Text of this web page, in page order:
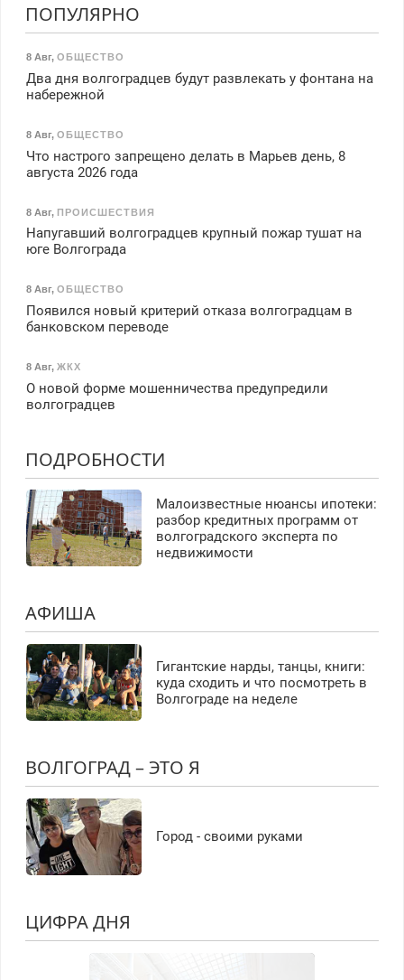
ПОПУЛЯРНО
8 Авг, ОБЩЕСТВО
Два дня волгоградцев будут развлекать у фонтана на
набережной
8 Авг, ОБЩЕСТВО
Что настрого запрещено делать в Марьев день, 8
августа 2026 года
8 Авг, ПРОИСШЕСТВИЯ
Напугавший волгоградцев крупный пожар тушат на
юге Волгограда
8 Авг, ОБЩЕСТВО
Появился новый критерий отказа волгоградцам в
банковском переводе
8 Авг, ЖКХ
О новой форме мошенничества предупредили
волгоградцев
ПОДРОБНОСТИ
Малоизвестные нюансы ипотеки:
разбор кредитных программ от
волгоградского эксперта по
недвижимости
АФИША
Гигантские нарды, танцы, книги:
куда сходить и что посмотреть в
Волгограде на неделе
ВОЛГОГРАД – ЭТО Я
Город - своими руками
ЦИФРА ДНЯ